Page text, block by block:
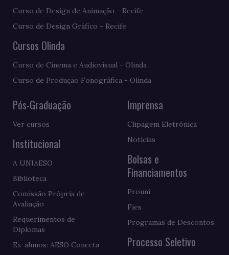
Curso de Design de Animação - Recife
Curso de Design Gráfico - Recife
Cursos Olinda
Curso de Cinema e Audiovisual - Olinda
Curso de Produção Fonográfica - Olinda
Pós-Graduação
Ver cursos
Institucional
A UNIAESO
Biblioteca
Comissão Própria de
Avaliação
Requerimentos de
Diplomas
Ex-alunos: AESO Conecta
Imprensa
Clipagem Eletrônica
Notícias
Bolsas e
Financiamentos
Prouni
Fies
Programas de Descontos
Processo Seletivo